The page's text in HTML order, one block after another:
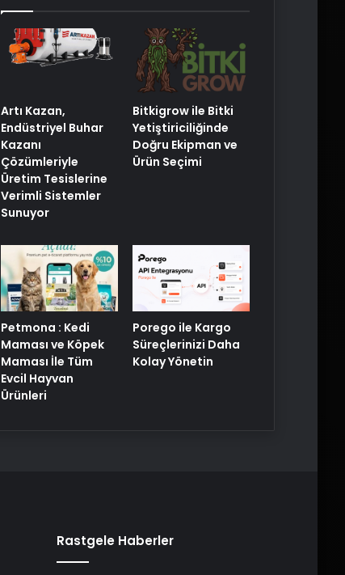
Artı Kazan,
Endüstriyel Buhar
Kazanı
Çözümleriyle
Üretim Tesislerine
Verimli Sistemler
Sunuyor
Bitkigrow ile Bitki
Yetiştiriciliğinde
Doğru Ekipman ve
Ürün Seçimi
Petmona : Kedi
Maması ve Köpek
Maması İle Tüm
Evcil Hayvan
Ürünleri
Porego ile Kargo
Süreçlerinizi Daha
Kolay Yönetin
Rastgele Haberler